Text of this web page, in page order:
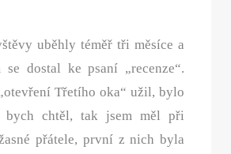
uběhly téměř tři měsíce a
dostal ke psaní „recenze“.
Třetího oka“ užil, bylo
chtěl, tak jsem měl při
přátele, první z nich byla